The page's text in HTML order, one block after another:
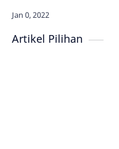
Artikel Pilihan